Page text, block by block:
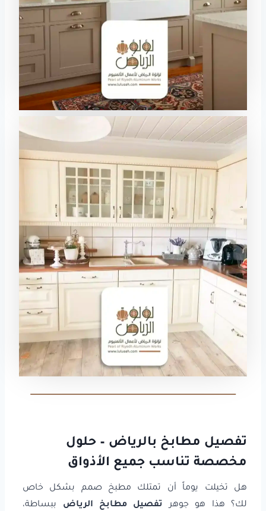
تفصيل مطابخ بالرياض – حلول
مخصصة تناسب جميع الأذواق
هل تخيلت يوماً أن تمتلك مطبخ صمم بشكل خاص
لك؟ هذا هو جوهر
تفصيل مطابخ الرياض ببساطة،